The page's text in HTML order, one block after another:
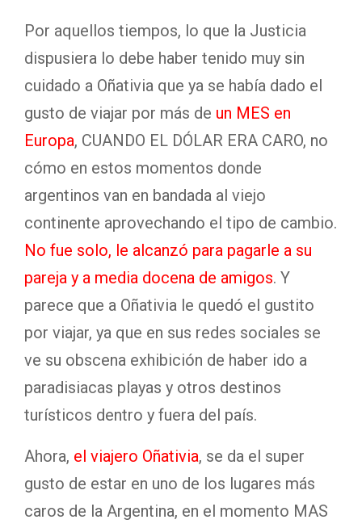
Por aquellos tiempos, lo que la Justicia
dispusiera lo debe haber tenido muy sin
cuidado a Oñativia que ya se había dado el
gusto de viajar por más de un MES en
Europa, CUANDO EL DÓLAR ERA CARO, no
cómo en estos momentos donde
argentinos van en bandada al viejo
continente aprovechando el tipo de cambio.
No fue solo, le alcanzó para pagarle a su
pareja y a media docena de amigos. Y
parece que a Oñativia le quedó el gustito
por viajar, ya que en sus redes sociales se
ve su obscena exhibición de haber ido a
paradisiacas playas y otros destinos
turísticos dentro y fuera del país.
Ahora, el viajero Oñativia, se da el super
gusto de estar en uno de los lugares más
caros de la Argentina, en el momento MAS